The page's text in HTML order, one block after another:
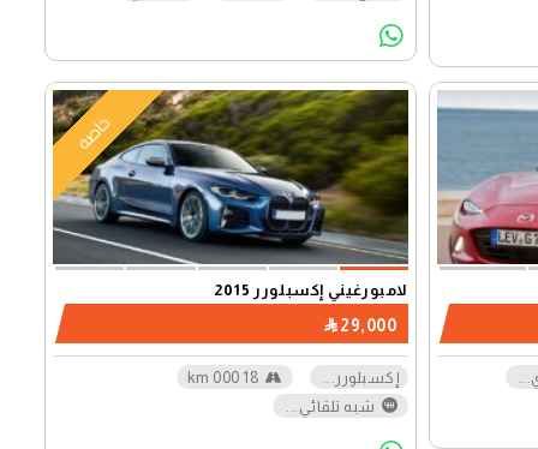
...
خاصة
29,000
لامبورغيني إكسبلورر 2015
إكسبلورر ...
18 000 km
شبه تلقائي ...